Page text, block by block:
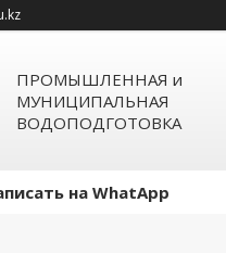
ПРОМЫШЛЕННАЯ и
МУНИЦИПАЛЬНАЯ
ВОДОПОДГОТОВКА
на WhatApp